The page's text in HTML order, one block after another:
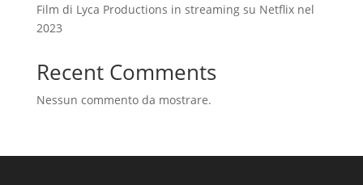
Film di Lyca Productions in streaming su Netflix nel
2023
Recent Comments
Nessun commento da mostrare.